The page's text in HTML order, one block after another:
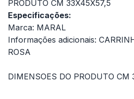
PRODUTO CM 33X45X57,5
Especificações:
Marca: MARAL
Informações adicionais:
ROSA
DIMENSOES DO PRODUTO CM